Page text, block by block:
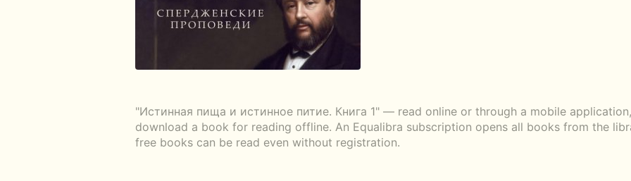
"Истинная пища и истинное питие. Книга 1" — read online or through a mobile
download a book for reading offline. An Equalibra subscription opens all books from the
free books can be read even without registration.